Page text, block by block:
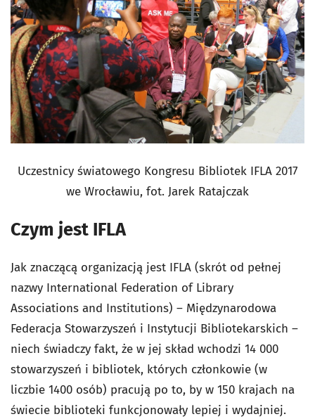
Uczestnicy światowego Kongresu Bibliotek IFLA 2017
we Wrocławiu, fot. Jarek Ratajczak
Czym jest IFLA
Jak znaczącą organizacją jest IFLA (skrót od pełnej
nazwy International Federation of Library
Associations and Institutions) – Międzynarodowa
Federacja Stowarzyszeń i Instytucji Bibliotekarskich –
niech świadczy fakt, że w jej skład wchodzi 14 000
stowarzyszeń i bibliotek, których członkowie (w
liczbie 1400 osób) pracują po to, by w 150 krajach na
świecie biblioteki funkcjonowały lepiej i wydajniej.